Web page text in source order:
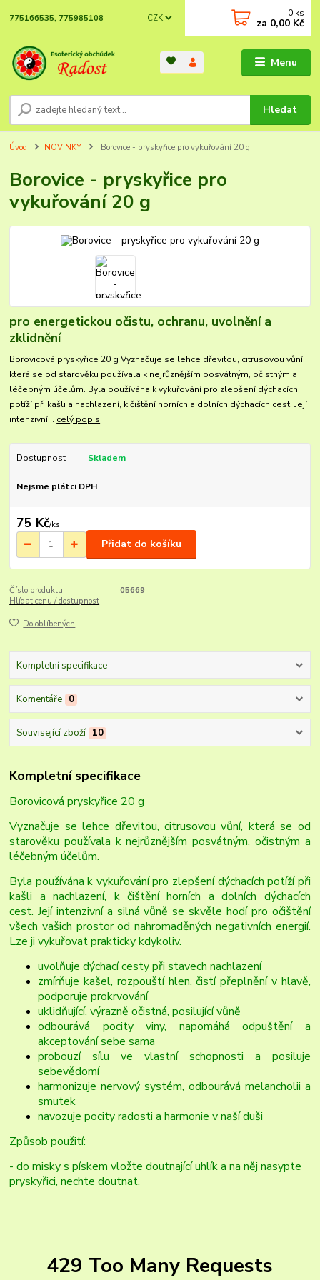
Menu
CZK
Hledat
775166535, 775985108 0 ks
za 0,00 Kč
Úvod NOVINKY Borovice - pryskyřice pro vykuřování 20 g
Borovice - pryskyřice pro
vykuřování 20 g
pro energetickou očistu, ochranu, uvolnění a
zklidnění
Borovicová pryskyřice 20 g Vyznačuje se lehce dřevitou, citrusovou vůní,
která se od starověku používala k nejrůznějším posvátným, očistným a
léčebným účelům. Byla používána k vykuřování pro zlepšení dýchacích
potíží při kašli a nachlazení, k čištění horních a dolních dýchacích cest. Její
intenzivní... celý popis
Dostupnost Skladem
Nejsme plátci DPH
75 Kč/ks
Přidat do košíku
Číslo produktu:
05669
Hlídat cenu / dostupnost
Do oblíbených
Kompletní specifikace
Komentáře 0
Související zboží 10
Kompletní specifikace
Borovicová pryskyřice 20 g
Vyznačuje se lehce dřevitou, citrusovou vůní, která se od
starověku používala k nejrůznějším posvátným, očistným a
léčebným účelům.
Byla používána k vykuřování pro zlepšení dýchacích potíží při
kašli a nachlazení, k čištění horních a dolních dýchacích
cest. Její intenzivní a silná vůně se skvěle hodí pro očištění
všech vašich prostor od nahromaděných negativních energií.
Lze ji vykuřovat prakticky kdykoliv.
uvolňuje dýchací cesty při stavech nachlazení
zmírňuje kašel, rozpouští hlen, čistí přeplnění v hlavě,
podporuje prokrvování
uklidňující, výrazně očistná, posilující vůně
odbourává pocity viny, napomáhá odpuštění a
akceptování sebe sama
probouzí sílu ve vlastní schopnosti a posiluje
sebevědomí
harmonizuje nervový systém, odbourává melancholii a
smutek
navozuje pocity radosti a harmonie v naší duši
Způsob použití:
- do misky s pískem vložte doutnající uhlík a na něj nasypte
pryskyřici, nechte doutnat.
429 Too Many Requests